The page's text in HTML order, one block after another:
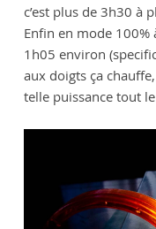
c’est plus de 3h30 à
Enfin en mode
1h05 environ
aux doigts ça
telle puissance tout